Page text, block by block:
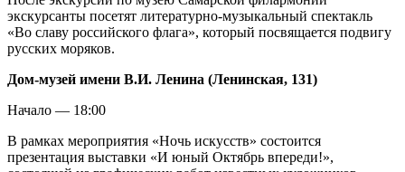
экскурсанты посетят литературно-музыкальный спектакль
«Во славу российского флага», который посвящается подвигу
русских моряков.
Дом-музей имени В.И. Ленина (Ленинская, 131)
Начало — 18:00
В рамках мероприятия «Ночь искусств» состоится
презентация выставки «И юный Октябрь впереди!»,